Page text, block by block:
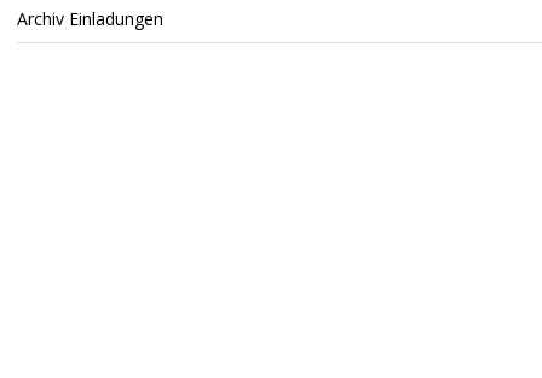
Archiv Einladungen